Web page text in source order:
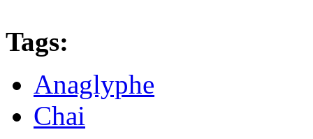
Tags:
Anaglyphe
Chai